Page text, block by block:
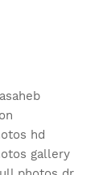
hd
gallery